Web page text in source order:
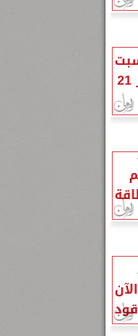
8 أغسطس 2026.. عيار 21